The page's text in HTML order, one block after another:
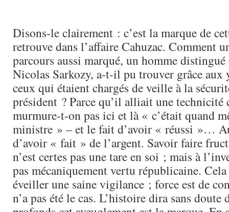
Disons-le clairement : c’est la marque de
retrouve dans l’affaire Cahuzac. Comment
parcours aussi marqué, un homme
Nicolas Sarkozy, a-t-il pu trouver grâce aux
ceux qui étaient chargés de veille à la
président ? Parce qu’il alliait une technicité
murmure-t-on pas ici et là « c’était quand
ministre » – et le fait d’avoir « réussi »…
d’avoir « fait » de l’argent. Savoir faire
n’est certes pas une tare en soi ; mais à
pas mécaniquement vertu républicaine.
éveiller une saine vigilance ; force est de
n’a pas été le cas. L’histoire dira sans doute